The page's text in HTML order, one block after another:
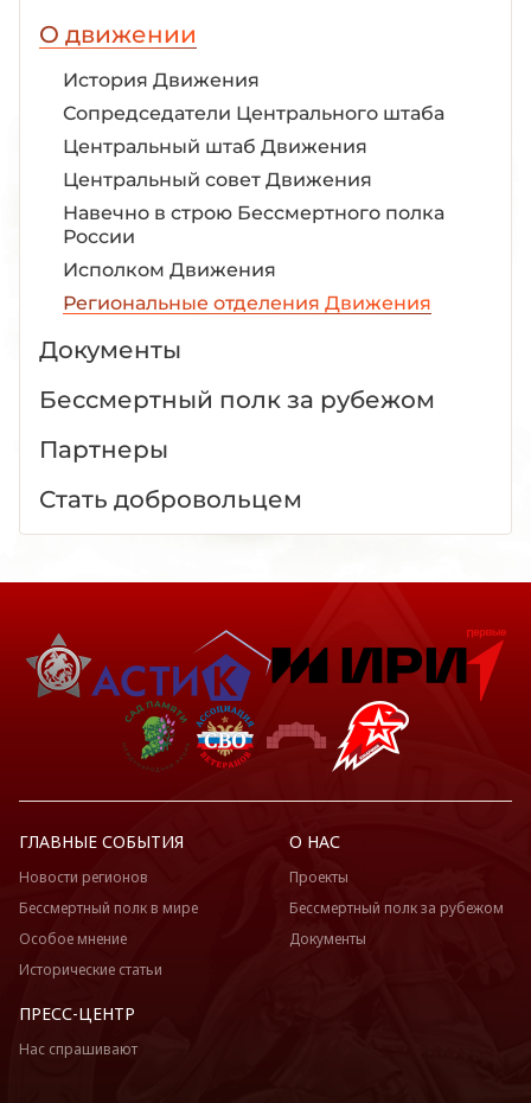
О движении
История Движения
Сопредседатели Центрального штаба
Центральный штаб Движения
Центральный совет Движения
Навечно в строю Бессмертного полка
России
Исполком Движения
Региональные отделения Движения
Документы
Бессмертный полк за рубежом
Партнеры
Стать добровольцем
ГЛАВНЫЕ СОБЫТИЯ
Новости регионов
Бессмертный полк в мире
Особое мнение
Исторические статьи
О НАС
Проекты
Бессмертный полк за рубежом
Документы
ПРЕСС-ЦЕНТР
Нас спрашивают